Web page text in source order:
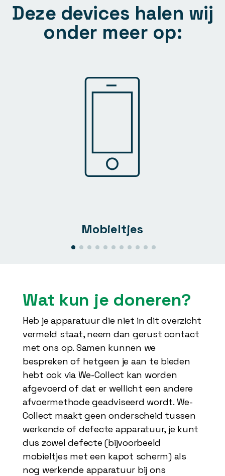
Deze devices halen wij
onder meer op:
Mobieltjes
Wat kun je doneren?
Heb je apparatuur die niet in dit overzicht
vermeld staat, neem dan gerust contact
met ons op. Samen kunnen we
bespreken of hetgeen je aan te bieden
hebt ook via We-Collect kan worden
afgevoerd of dat er wellicht een andere
afvoermethode geadviseerd wordt. We-
Collect maakt geen onderscheid tussen
werkende of defecte apparatuur, je kunt
dus zowel defecte (bijvoorbeeld
mobieltjes met een kapot scherm) als
nog werkende apparatuur bij ons